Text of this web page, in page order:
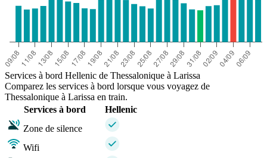
Services à bord Hellenic de Thessalonique à Larissa
Comparez les services à bord lorsque vous voyagez de
Thessalonique à Larissa en train.
Services à bord
Hellenic
Zone de silence
Wifi